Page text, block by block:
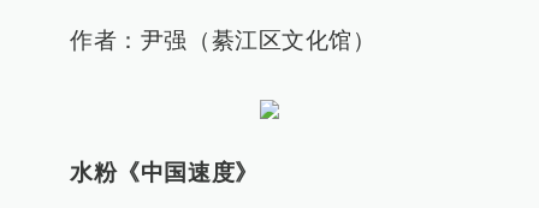
作者：尹强（綦江区文化馆）
水粉《中国速度》